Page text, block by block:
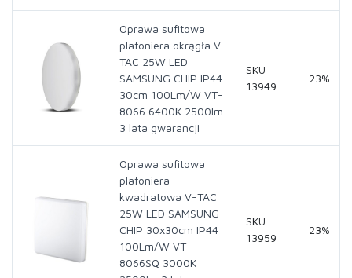
Oprawa sufitowa
plafoniera okrągła V-
TAC 25W LED
SAMSUNG CHIP IP44
30cm 100Lm/W VT-
8066 6400K 2500lm
3 lata gwarancji
SKU
13949
23%
Oprawa sufitowa
plafoniera
kwadratowa V-TAC
25W LED SAMSUNG
CHIP 30x30cm IP44
100Lm/W VT-
8066SQ 3000K
SKU
13959
23%